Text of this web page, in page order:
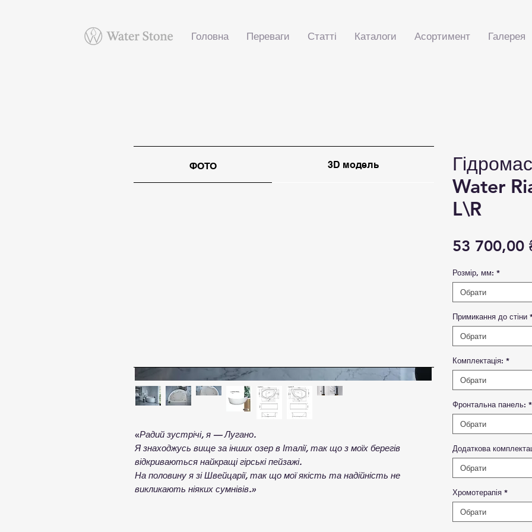
Головна Переваги Статті Каталоги Асортимент Галерея
«Радий зустрічі, я — Лугано.
Я знаходжусь вище за інших озер в Італії, так що з моїх берегів
відкриваються найкращі гірські пейзажі.
На половину я зі Швейцарії, так що мої якість та надійність не
викликають ніяких сумнівів.»
Water
L\R
53 700,00
Розмір, мм: *
Обрати
Примикання до стіни
Обрати
Комплектація: *
Обрати
Фронтальна панель: *
Обрати
Додаткова
Обрати
Хромотерапія *
Обрати
ФОТО 3D модель